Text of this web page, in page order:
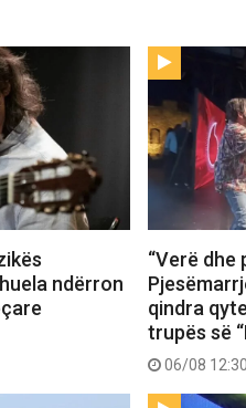
ndërron
“Verë dhe
qindra
trupës së
06/08 12:30